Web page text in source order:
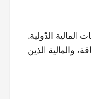
المالية الدّولية.
والمالية الذين